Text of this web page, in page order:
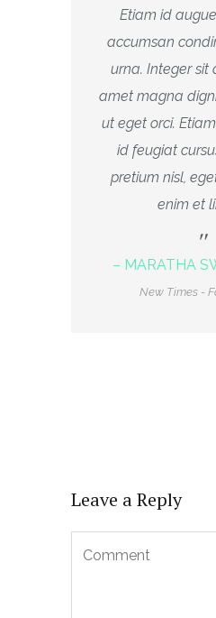
Etiam id
accumsan
urna. Integer sit
amet magna
ut eget orci.
id feugiat
pretium nisl,
enim et
– MARATHA
New Times -
Leave a Reply